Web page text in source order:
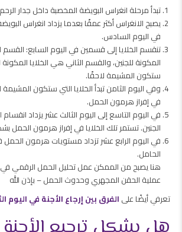
تبدأ مرحلة انغراس البويضة المخصبة داخل جدار
يصبح الانغراس أكثر عمقًا بعدما يزداد انغراس
في اليوم السادس.
تنقسم الخلايا إلى قسمين في اليوم السابع: القسم
المكونة للجنين، والقسم الثاني هي الخلايا
ستكون المشيمة لاحقًا.
وفي اليوم الثامن تبدأ الخلايا التي ستكون المشيمة
في إفراز هرمون الحمل.
في اليوم التاسع إلى اليوم الثالث عشر يزداد انقسام
الجنين. تستمر تلك الخلايا في إفراز هرمون الحمل
في اليوم الرابع عشر تزداد مستويات هرمون
الحامل.
هنا يصبح من الممكن عمل تحليل الحمل الرقمي في
عملية الحقن المجهري وحدوث الحمل – بإذن الله​
تعرفي أيضًا على الفرق بين إرجاع الأجنة في اليوم